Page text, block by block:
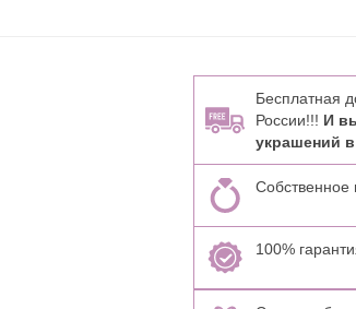
Бесплатная
России!!! И
украшений
Собственное
100%